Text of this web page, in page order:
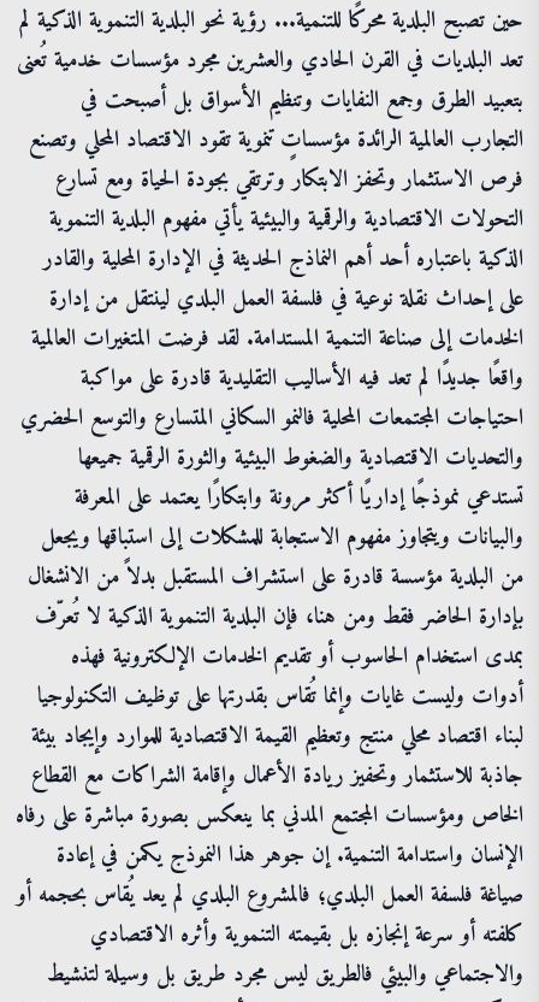
حين تصبح البلدية محركًا للتنمية... رؤية نحو البلدية التنموية الذكية لم
تعد البلديات في القرن الحادي والعشرين مجرد مؤسسات خدمية تُعنى
بتعبيد الطرق وجمع النفايات وتنظيم الأسواق بل أصبحت في
التجارب العالمية الرائدة مؤسساتٍ تنموية تقود الاقتصاد المحلي وتصنع
فرص الاستثمار وتحفز الابتكار وترتقي بجودة الحياة ومع تسارع
التحولات الاقتصادية والرقمية والبيئية يأتي مفهوم البلدية التنموية
الذكية باعتباره أحد أهم النماذج الحديثة في الإدارة المحلية والقادر
على إحداث نقلة نوعية في فلسفة العمل البلدي لينتقل من إدارة
الخدمات إلى صناعة التنمية المستدامة. لقد فرضت المتغيرات العالمية
واقعًا جديدًا لم تعد فيه الأساليب التقليدية قادرة على مواكبة
احتياجات المجتمعات المحلية فالنمو السكاني المتسارع والتوسع الحضري
والتحديات الاقتصادية والضغوط البيئية والثورة الرقمية جميعها
تستدعي نموذجًا إداريًا أكثر مرونة وابتكارًا يعتمد على المعرفة
والبيانات ويتجاوز مفهوم الاستجابة للمشكلات إلى استباقها ويجعل
من البلدية مؤسسة قادرة على استشراف المستقبل بدلاً من الانشغال
بإدارة الحاضر فقط ومن هنا، فإن البلدية التنموية الذكية لا تُعرّف
بمدى استخدام الحاسوب أو تقديم الخدمات الإلكترونية فهذه
أدوات وليست غايات وإنما تُقاس بقدرتها على توظيف التكنولوجيا
لبناء اقتصاد محلي منتج وتعظيم القيمة الاقتصادية للموارد وإيجاد بيئة
جاذبة للاستثمار وتحفيز ريادة الأعمال وإقامة الشراكات مع القطاع
الخاص ومؤسسات المجتمع المدني بما ينعكس بصورة مباشرة على رفاه
الإنسان واستدامة التنمية. إن جوهر هذا النموذج يكمن في إعادة
صياغة فلسفة العمل البلدي؛ فالمشروع البلدي لم يعد يُقاس بحجمه أو
كلفته أو سرعة إنجازه بل بقيمته التنموية وأثره الاقتصادي
والاجتماعي والبيئي فالطريق ليس مجرد طريق بل وسيلة لتنشيط